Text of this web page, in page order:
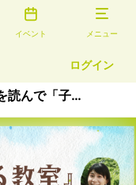
イベント メニュー
ログイン
自主読書会『包摂する教室』を読んで「子どもの権利」を学ぶ会③